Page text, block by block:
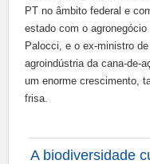
PT no âmbito federal e
estado com o
Palocci, e o ex-ministro
agroindústria da cana-de-
um enorme crescimento,
frisa.
A biodiversidade